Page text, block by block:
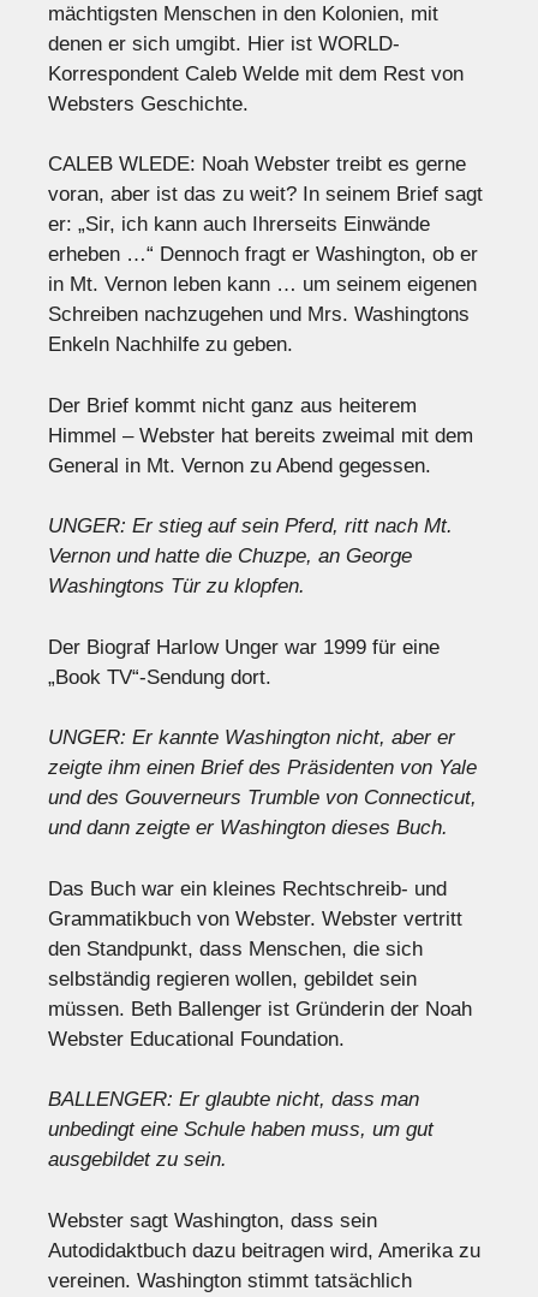
mächtigsten Menschen in den Kolonien, mit
denen er sich umgibt. Hier ist WORLD-
Korrespondent Caleb Welde mit dem Rest von
Websters Geschichte.
CALEB WLEDE: Noah Webster treibt es gerne
voran, aber ist das zu weit? In seinem Brief sagt
er: „Sir, ich kann auch Ihrerseits Einwände
erheben …“ Dennoch fragt er Washington, ob er
in Mt. Vernon leben kann … um seinem eigenen
Schreiben nachzugehen und Mrs. Washingtons
Enkeln Nachhilfe zu geben.
Der Brief kommt nicht ganz aus heiterem
Himmel – Webster hat bereits zweimal mit dem
General in Mt. Vernon zu Abend gegessen.
UNGER: Er stieg auf sein Pferd, ritt nach Mt.
Vernon und hatte die Chuzpe, an George
Washingtons Tür zu klopfen.
Der Biograf Harlow Unger war 1999 für eine
„Book TV“-Sendung dort.
UNGER: Er kannte Washington nicht, aber er
zeigte ihm einen Brief des Präsidenten von Yale
und des Gouverneurs Trumble von Connecticut,
und dann zeigte er Washington dieses Buch.
Das Buch war ein kleines Rechtschreib- und
Grammatikbuch von Webster. Webster vertritt
den Standpunkt, dass Menschen, die sich
selbständig regieren wollen, gebildet sein
müssen. Beth Ballenger ist Gründerin der Noah
Webster Educational Foundation.
BALLENGER: Er glaubte nicht, dass man
unbedingt eine Schule haben muss, um gut
ausgebildet zu sein.
Webster sagt Washington, dass sein
Autodidaktbuch dazu beitragen wird, Amerika zu
vereinen. Washington stimmt tatsächlich